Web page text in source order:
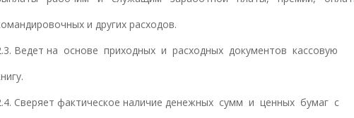
и других расходов.
Ведет на основе приходных и расходных документов кассовую
Сверяет фактическое наличие денежных сумм и ценных бумаг с